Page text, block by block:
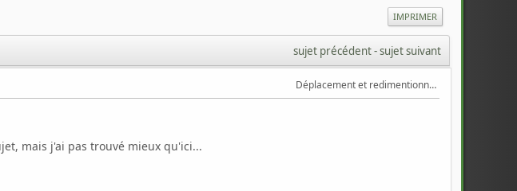
IMPRIMER
sujet précédent - sujet suivant
Déplacement et redimentionnement de partitions
mais j'ai pas trouvé mieux qu'ici...